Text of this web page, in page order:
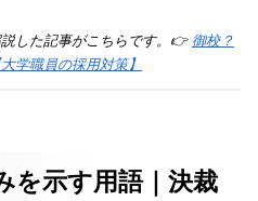
した記事がこちらです。👉 御校？
学職員の採用対策】
を示す用語｜決裁